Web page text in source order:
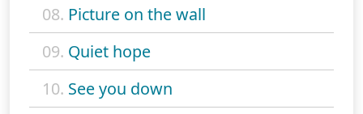
08. Picture on the wall
09. Quiet hope
10. See you down